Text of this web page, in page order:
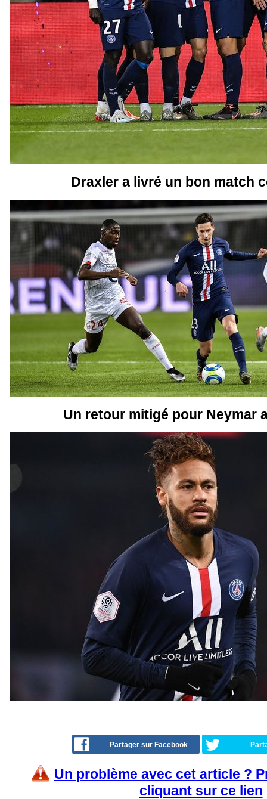
Draxler a livré un bon match
Un retour mitigé pour Neymar
Partager sur Facebook
Un problème avec cet article ?
cliquant sur ce lien